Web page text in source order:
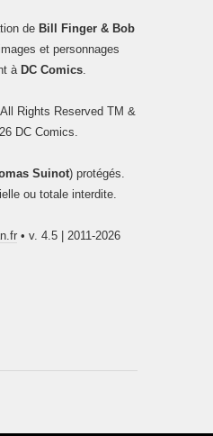
de Bill Finger & Bob
et personnages
à DC Comics
Rights Reserved TM &
DC Comics.
Suinot) protégés.
ou totale interdite.
• v. 4.5 | 2011-2026